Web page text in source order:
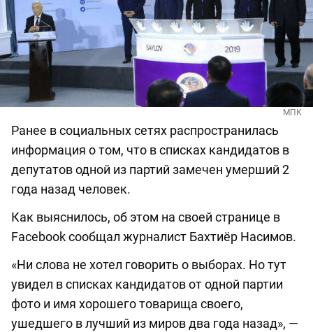
МПК
Ранее в социальных сетях распространилась
информация о том, что в списках кандидатов в
депутатов одной из партий замечен умерший 2
года назад человек.
Как выяснилось, об этом на своей странице в
Facebook сообщал журналист Бахтиёр Насимов.
«Ни слова не хотел говорить о выборах. Но тут
увидел в списках кандидатов от одной партии
фото и имя хорошего товарища своего,
ушедшего в лучший из миров два года назад», —